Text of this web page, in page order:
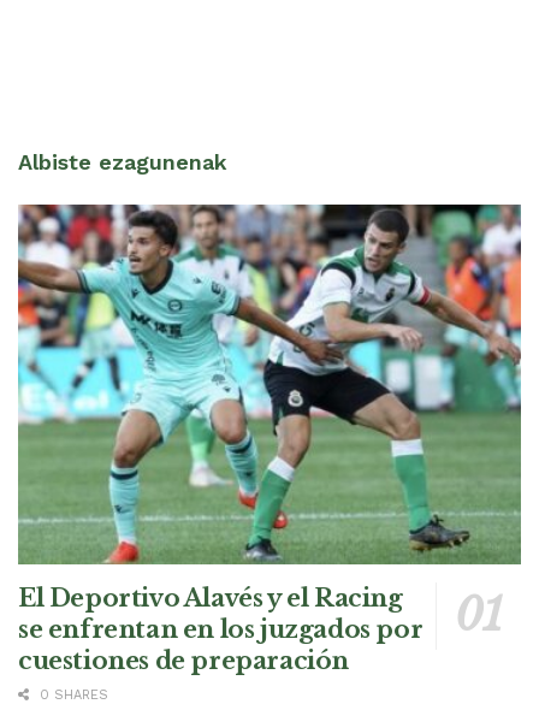
Albiste ezagunenak
El Deportivo Alavés y el Racing
se enfrentan en los juzgados por
cuestiones de preparación
0 SHARES